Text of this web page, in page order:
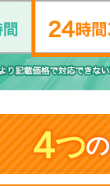
４つ